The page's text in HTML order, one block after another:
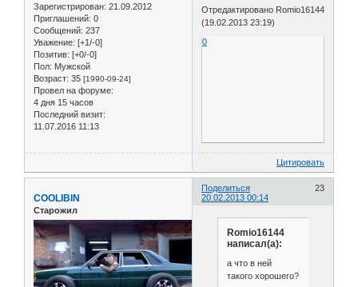
Зарегистрирован: 21.09.2012
Приглашений: 0
Сообщений: 237
Уважение: [+1/-0]
Позитив: [+0/-0]
Пол: Мужской
Возраст: 35 [1990-09-24]
Провел на форуме:
4 дня 15 часов
Последний визит:
11.07.2016 11:13
Отредактировано Romio16144
(19.02.2013 23:19)
0
Цитировать
Поделиться
23
20.02.2013 00:14
COOLIBIN
Старожил
Romio16144
написал(а):
а что в ней
такого хорошего?